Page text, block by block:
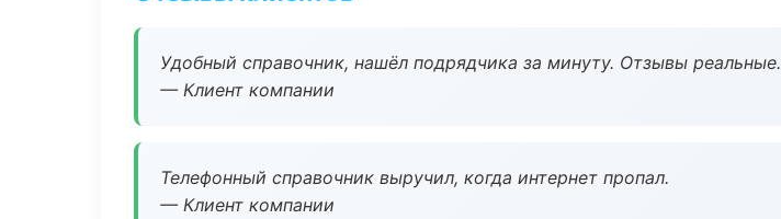
Удобный справочник, нашёл подрядчика за минуту. Отзывы реальные.
— Клиент компании
Телефонный справочник выручил, когда интернет пропал.
— Клиент компании